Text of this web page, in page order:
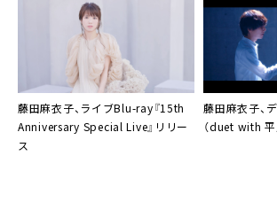
藤田麻衣子、ライブBlu-ray『15th
Anniversary Special Live』リリー
ス
藤田麻衣子、
（duet with 平